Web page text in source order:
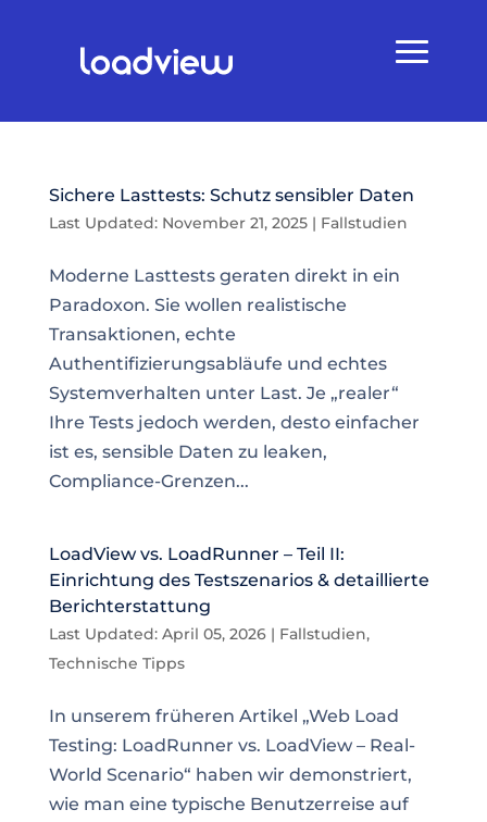
Sichere Lasttests: Schutz sensibler Daten
Last Updated: November 21, 2025| Fallstudien
Moderne Lasttests geraten direkt in ein
Paradoxon. Sie wollen realistische
Transaktionen, echte
Authentifizierungsabläufe und echtes
Systemverhalten unter Last. Je „realer“
Ihre Tests jedoch werden, desto einfacher
ist es, sensible Daten zu leaken,
Compliance-Grenzen...
LoadView vs. LoadRunner – Teil II:
Einrichtung des Testszenarios & detaillierte
Berichterstattung
Last Updated: April 05, 2026| Fallstudien,
Technische Tipps
In unserem früheren Artikel „Web Load
Testing: LoadRunner vs. LoadView – Real-
World Scenario“ haben wir demonstriert,
wie man eine typische Benutzerreise auf